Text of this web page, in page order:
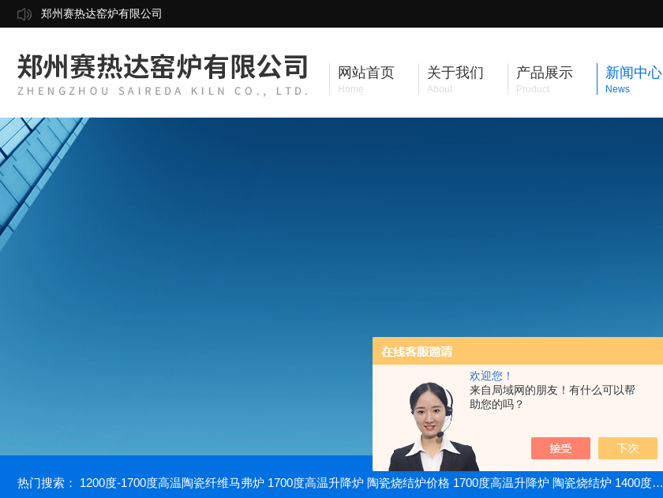
欢迎您！
来自局域网的朋友！有什么可以帮
助您的吗？
郑州赛热达窑炉有限公司
网站首页
Home
关于我们
About
产品展示
Product
新闻中心
News
热门搜索： 1200度-1700度高温陶瓷纤维马弗炉 1700度高温升降炉 陶瓷烧结炉价格 1700度高温升降炉 陶瓷烧结炉 1400度电动升降炉 实验室使用